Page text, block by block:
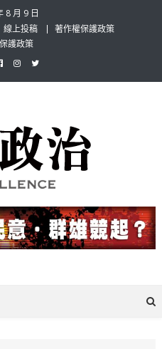
8 月 9 日
線上投稿
著作權保護政策
護政策
News
政治評論家與專欄作家邀稿合作，
和專業的選擇。